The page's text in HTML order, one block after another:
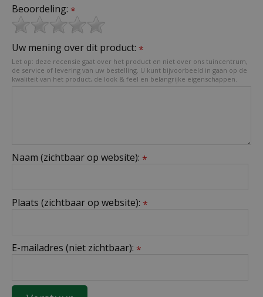
Beoordeling: *
Uw mening over dit product: *
Let op: deze recensie gaat over het product en niet over ons tuincentrum,
de service of levering van uw bestelling. U kunt bijvoorbeeld in gaan op de
kwaliteit van het product, de look & feel en belangrijke eigenschappen.
Naam (zichtbaar op website): *
Plaats (zichtbaar op website): *
E-mailadres (niet zichtbaar): *